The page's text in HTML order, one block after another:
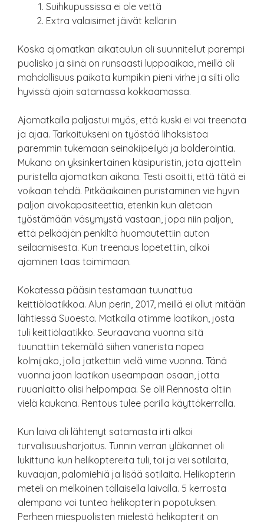
Suihkupussissa ei ole vettä
Extra valaisimet jäivät kellariin
Koska ajomatkan aikataulun oli suunnitellut parempi
puolisko ja siinä on runsaasti luppoaikaa, meillä oli
mahdollisuus paikata kumpikin pieni virhe ja silti olla
hyvissä ajoin satamassa kokkaamassa.
Ajomatkalla paljastui myös, että kuski ei voi treenata
ja ajaa. Tarkoitukseni on työstää lihaksistoa
paremmin tukemaan seinäkiipeilyä ja bolderointia.
Mukana on yksinkertainen käsipuristin, jota ajattelin
puristella ajomatkan aikana. Testi osoitti, että tätä ei
voikaan tehdä. Pitkäaikainen puristaminen vie hyvin
paljon aivokapasiteettia, etenkin kun aletaan
työstämään väsymystä vastaan, jopa niin paljon,
että pelkääjän penkiltä huomautettiin auton
seilaamisesta. Kun treenaus lopetettiin, alkoi
ajaminen taas toimimaan.
Kokatessa pääsin testamaan tuunattua
keittiölaatikkoa. Alun perin, 2017, meillä ei ollut mitään
lähtiessä Suoesta. Matkalla otimme laatikon, josta
tuli keittiölaatikko. Seuraavana vuonna sitä
tuunattiin tekemällä siihen vanerista nopea
kolmijako, jolla jatkettiin vielä viime vuonna. Tänä
vuonna jaon laatikon useampaan osaan, jotta
ruuanlaitto olisi helpompaa. Se oli! Rennosta oltiin
vielä kaukana. Rentous tulee parilla käyttökerralla.
Kun laiva oli lähtenyt satamasta irti alkoi
turvallisuusharjoitus. Tunnin verran yläkannet oli
lukittuna kun helikoptereita tuli, toi ja vei sotilaita,
kuvaajan, palomiehiä ja lisää sotilaita. Helikopterin
meteli on melkoinen tällaisella laivalla. 5 kerrosta
alempana voi tuntea helikopterin popotuksen.
Perheen miespuolisten mielestä helikopterit on